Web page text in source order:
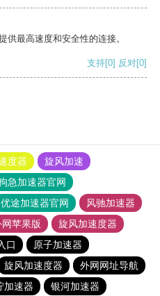
供最高速度和安全性的连接。
支持[0] 反对[0]
度器
旋风加速
急加速器官网
优途加速器官网
风驰加速器
苹果版
旋风加速度器
口
原子加速器
旋风加速度器
外网网址导航
加速器 银河加速器